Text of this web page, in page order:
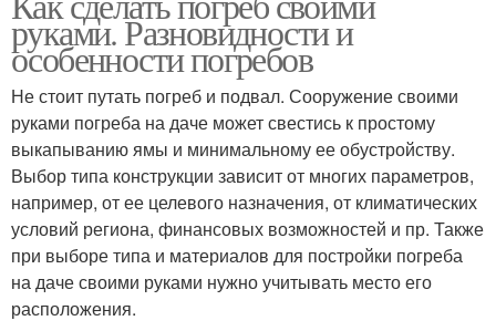
руками. Разновидности и
особенности погребов
Не стоит путать погреб и подвал. Сооружение своими
руками погреба на даче может свестись к простому
выкапыванию ямы и минимальному ее обустройству.
Выбор типа конструкции зависит от многих параметров,
например, от ее целевого назначения, от климатических
условий региона, финансовых возможностей и пр. Также
при выборе типа и материалов для постройки погреба
на даче своими руками нужно учитывать место его
расположения.